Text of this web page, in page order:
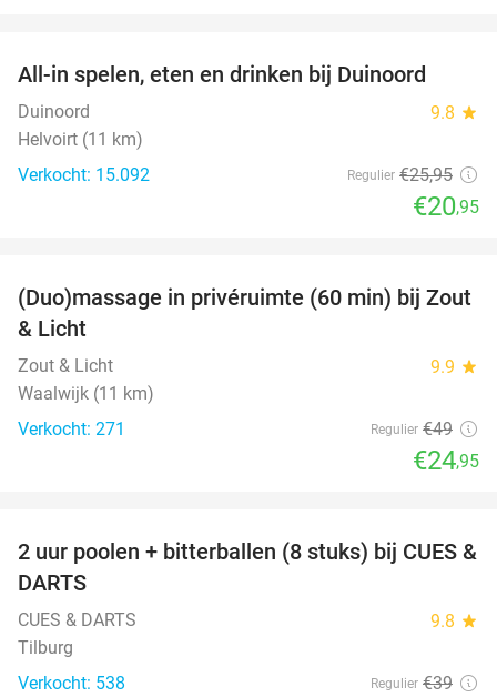
All-in spelen, eten en drinken bij Duinoord
Duinoord 9.8 star
Helvoirt (11 km)
Verkocht: 15.092
Regulier €25,95
€20,95
49%
(Duo)massage in privéruimte (60 min) bij Zout
& Licht
Zout & Licht 9.9 star
Waalwijk (11 km)
Verkocht: 271
Regulier €49
€24,95
50%
2 uur poolen + bitterballen (8 stuks) bij CUES &
DARTS
CUES & DARTS 9.8 star
Tilburg
Verkocht: 538
Regulier €39